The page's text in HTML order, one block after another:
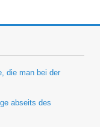
die man bei der
abseits des